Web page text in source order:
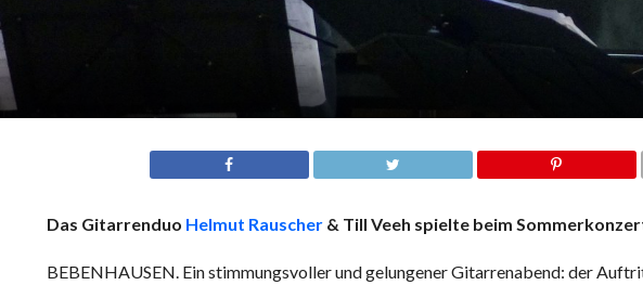
Das Gitarrenduo Helmut Rauscher& Till Veeh spielte beim
BEBENHAUSEN. Ein stimmungsvoller und gelungener Gitarrenabend: der